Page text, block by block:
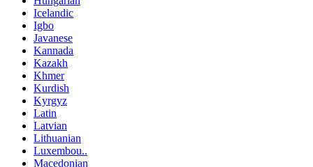
Icelandic
Igbo
Javanese
Kannada
Kazakh
Khmer
Kurdish
Kyrgyz
Latin
Latvian
Lithuanian
Luxembou..
Macedonian